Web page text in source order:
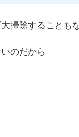
掃除することも
いのだから